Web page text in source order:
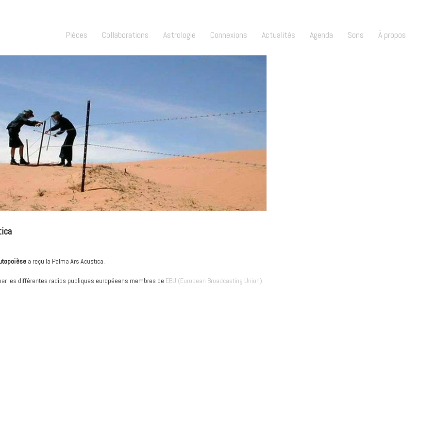
Pièces Collaborations Astrologie Connexions Actualités Agenda Sons À propos
a reçu la Palma Ars Acustica.
les différentes radios publiques européeens membres de EBU (European Broadcasting Union).